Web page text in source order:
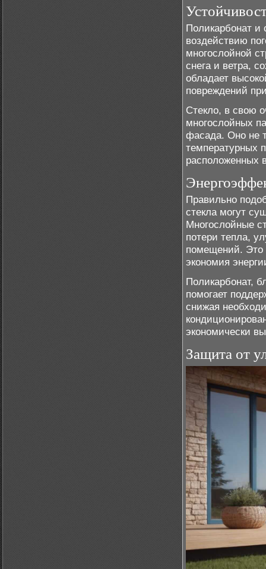
Поликарбонат и
воздействию
многослойной
снега и ветра,
обладает
повреждений
Стекло, в свою
многослойных
фасада. Оно не
температурных
расположенных
Правильно
стекла могут
Многослойные
потери тепла,
помещений. Это
экономия
Поликарбонат,
помогает
снижая
экономически
Защита от